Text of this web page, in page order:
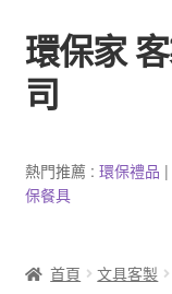
跳
至
導
跳
至
主
容
環保家
司
3C產品客製
熱門推薦 : 環保禮品 |
保餐具
首頁 文具客製